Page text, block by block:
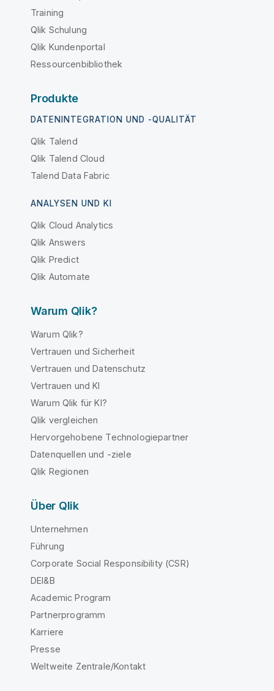
Training
Qlik Schulung
Qlik Kundenportal
Ressourcenbibliothek
Produkte
DATENINTEGRATION UND -QUALITÄT
Qlik Talend
Qlik Talend Cloud
Talend Data Fabric
ANALYSEN UND KI
Qlik Cloud Analytics
Qlik Answers
Qlik Predict
Qlik Automate
Warum Qlik?
Warum Qlik?
Vertrauen und Sicherheit
Vertrauen und Datenschutz
Vertrauen und KI
Warum Qlik für KI?
Qlik vergleichen
Hervorgehobene Technologiepartner
Datenquellen und -ziele
Qlik Regionen
Über Qlik
Unternehmen
Führung
Corporate Social Responsibility (CSR)
DEI&B
Academic Program
Partnerprogramm
Karriere
Presse
Weltweite Zentrale/Kontakt